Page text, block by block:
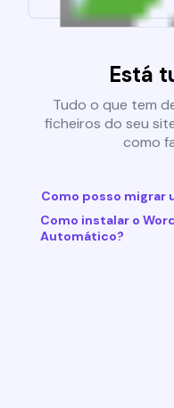
Está
Tudo o que tem
ficheiros do seu
como
Como posso migrar
Como instalar o
Automático?